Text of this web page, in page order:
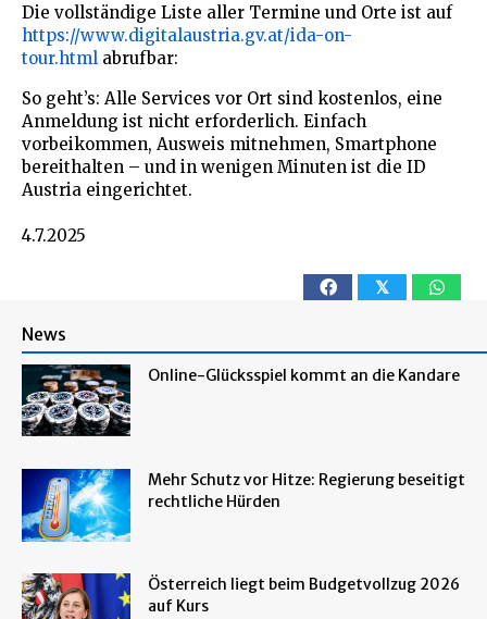
Die vollständige Liste aller Termine und Orte ist auf
https://www.digitalaustria.gv.at/ida-on-
tour.html abrufbar:
So geht’s: Alle Services vor Ort sind kostenlos, eine
Anmeldung ist nicht erforderlich. Einfach
vorbeikommen, Ausweis mitnehmen, Smartphone
bereithalten – und in wenigen Minuten ist die ID
Austria eingerichtet.
4.7.2025
𝕏
News
Online-Glücksspiel kommt an die Kandare
Mehr Schutz vor Hitze: Regierung beseitigt
rechtliche Hürden
Österreich liegt beim Budgetvollzug 2026
auf Kurs